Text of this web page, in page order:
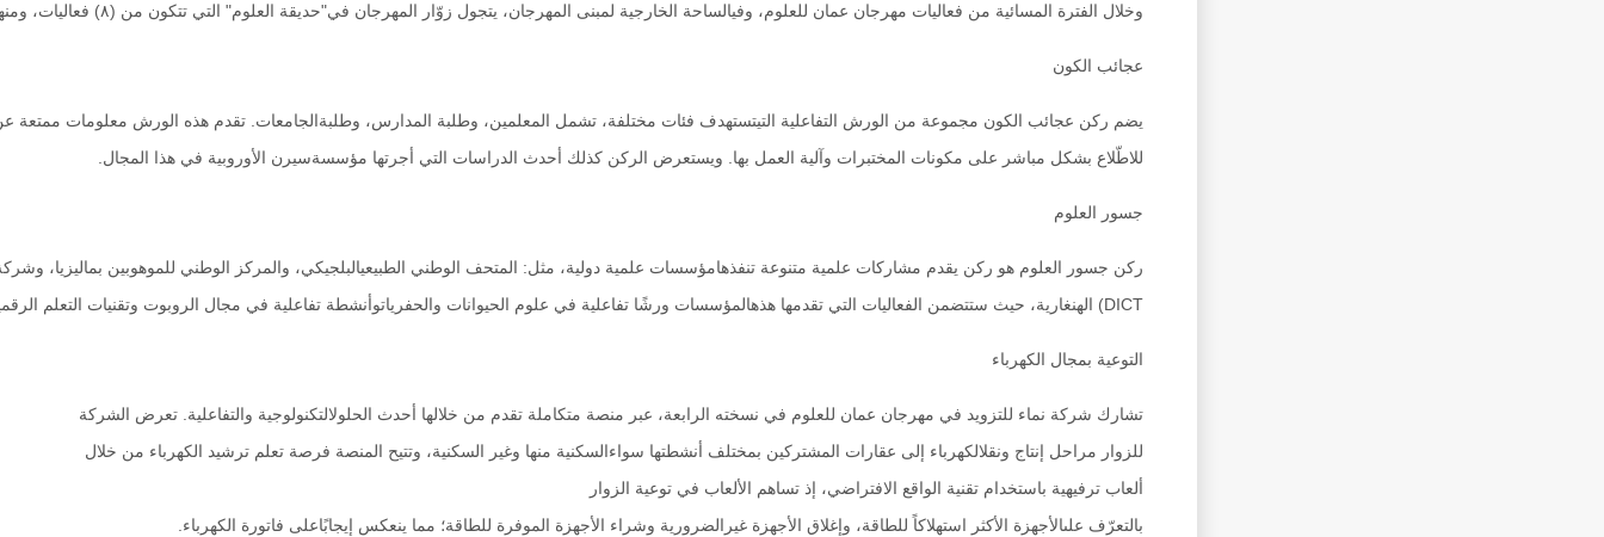
وخلال الفترة المسائية من فعاليات مهرجان عمان للعلوم، وفيالساحة الخارجية لمبنى المهرجان، يتجول زوّار المهرجان في"حديقة العلوم" التي تتكون من (٨) فعاليات، ومنها: استكشاف جمال الكون ليلاً باستخدام أحدث التلسكوبات،وعرض التقنيات المستخدمة في التحكم بأنظمة الزراعة المائية،وأنواع الأشجار البرية العمانية، بالإضافة إلى تقنية التحكماللاسلكي بالطائرات الخفيفة، وفن الرسم الجرافيكي، كذلكتقوم هيئة الطيران المدني بإطلاق بالون الطقس في الغلافالجوي في هذه الحديقة العلمية.
عجائب الكون
للاطّلاع بشكل مباشر على مكونات المختبرات وآلية العمل بها. ويستعرض الركن كذلك أحدث الدراسات التي أجرتها مؤسسةسيرن الأوروبية في هذا المجال.
جسور العلوم
DICT) الهنغارية، حيث ستتضمن الفعاليات التي تقدمها هذهالمؤسسات ورشًا تفاعلية في علوم الحيوانات والحفرياتوأنشطة تفاعلية في مجال الروبوت وتقنيات التعلم الرقميوغيرها.
التوعية بمجال الكهرباء
تشارك شركة نماء للتزويد في مهرجان عمان للعلوم في نسخته الرابعة، عبر منصة متكاملة تقدم من خلالها أحدث الحلولالتكنولوجية والتفاعلية. تعرض الشركة
للزوار مراحل إنتاج ونقلالكهرباء إلى عقارات المشتركين بمختلف أنشطتها سواءالسكنية منها وغير السكنية، وتتيح المنصة فرصة تعلم ترشيد الكهرباء من خلال
ألعاب ترفيهية باستخدام تقنية الواقع الافتراضي، إذ تساهم الألعاب في توعية الزوار
بالتعرّف علىالأجهزة الأكثر استهلاكاً للطاقة، وإغلاق الأجهزة غيرالضرورية وشراء الأجهزة الموفرة للطاقة؛ مما ينعكس إيجابًاعلى فاتورة الكهرباء.